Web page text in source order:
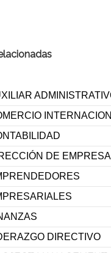
DE
DIRECTIVO